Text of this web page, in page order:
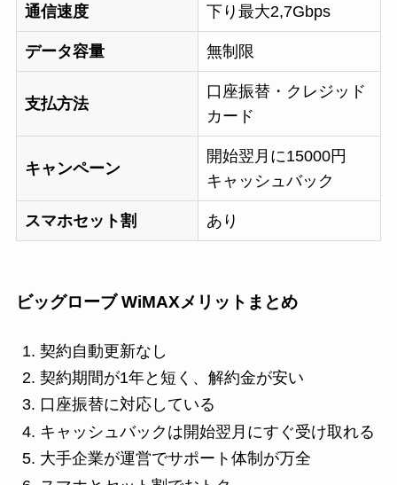
通信速度 下り最大2,7Gbps
データ容量 無制限
支払方法
口座振替・クレジッド
カード
キャンペーン
開始翌月に15000円
キャッシュバック
スマホセット割 あり
ビッグローブ WiMAXメリットまとめ
契約自動更新なし
契約期間が1年と短く、解約金が安い
口座振替に対応している
キャッシュバックは開始翌月にすぐ受け取れる
大手企業が運営でサポート体制が万全